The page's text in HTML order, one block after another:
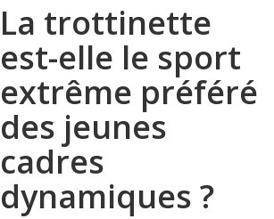
La trottinette
est-elle le sport
extrême préféré
des jeunes
cadres
dynamiques ?